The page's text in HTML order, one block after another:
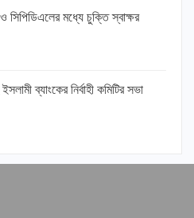
সিপিডিএলের মধ্যে চুক্তি স্বাক্ষর
ব্যাংকের নির্বাহী কমিটির সভা